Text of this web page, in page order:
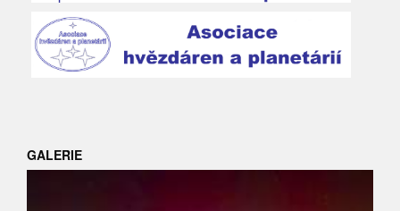
GALERIE